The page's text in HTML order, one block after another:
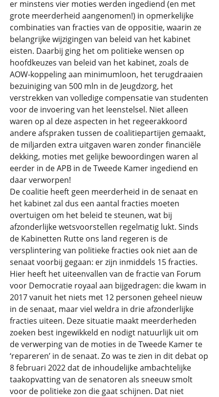
er minstens vier moties werden ingediend (en met
grote meerderheid aangenomen!) in opmerkelijke
combinaties van fracties van de oppositie, waarin ze
belangrijke wijzigingen van beleid van het kabinet
eisten. Daarbij ging het om politieke wensen op
hoofdkeuzes van beleid van het kabinet, zoals de
AOW-koppeling aan minimumloon, het terugdraaien
bezuiniging van 500 mln in de Jeugdzorg, het
verstrekken van volledige compensatie van studenten
voor de invoering van het leenstelsel. Niet alleen
waren op al deze aspecten in het regeerakkoord
andere afspraken tussen de coalitiepartijen gemaakt,
de miljarden extra uitgaven waren zonder financiële
dekking, moties met gelijke bewoordingen waren al
eerder in de APB in de Tweede Kamer ingediend en
daar verworpen!
De coalitie heeft geen meerderheid in de senaat en
het kabinet zal dus een aantal fracties moeten
overtuigen om het beleid te steunen, wat bij
afzonderlijke wetsvoorstellen regelmatig lukt. Sinds
de Kabinetten Rutte ons land regeren is de
versplintering van politieke fracties ook niet aan de
senaat voorbij gegaan: er zijn inmiddels 15 fracties.
Hier heeft het uiteenvallen van de fractie van Forum
voor Democratie royaal aan bijgedragen: die kwam in
2017 vanuit het niets met 12 personen geheel nieuw
in de senaat, maar viel weldra in drie afzonderlijke
fracties uiteen. Deze situatie maakt meerderheden
zoeken best ingewikkeld en nodigt natuurlijk uit om
de verwerping van de moties in de Tweede Kamer te
‘repareren’ in de senaat. Zo was te zien in dit debat op
8 februari 2022 dat de inhoudelijke ambachtelijke
taakopvatting van de senatoren als sneeuw smolt
voor de politieke zon die gaat schijnen. Dat niet